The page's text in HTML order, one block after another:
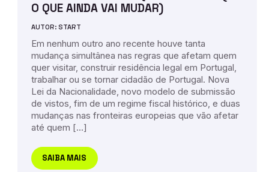
O QUE AINDA VAI MUDAR)
AUTOR: START
Em nenhum outro ano recente houve tanta
mudança simultânea nas regras que afetam quem
quer visitar, construir residência legal em Portugal,
trabalhar ou se tornar cidadão de Portugal. Nova
Lei da Nacionalidade, novo modelo de submissão
de vistos, fim de um regime fiscal histórico, e duas
mudanças nas fronteiras europeias que vão afetar
até quem […]
SAIBA MAIS